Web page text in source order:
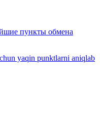
пункты обмена
yaqin punktlarni aniqlab